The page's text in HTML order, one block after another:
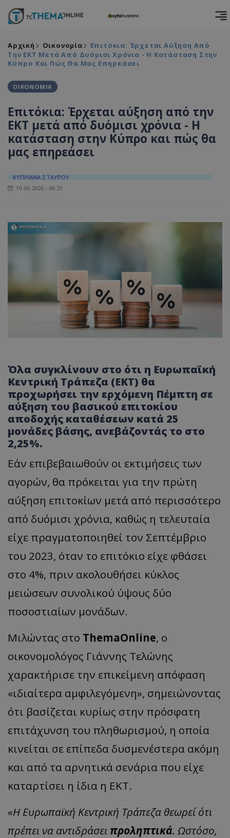
Αρχική Οικονομία
Επιτόκια: Έρχεται Αύξηση Από
Την ΕΚΤ Μετά Από Δυόμισι Χρόνια - Η Κατάσταση Στην
Κύπρο Και Πώς Θα Μας Επηρεάσει
ΟΙΚΟΝΟΜΙΑ
Επιτόκια: Έρχεται αύξηση από την
ΕΚΤ μετά από δυόμισι χρόνια - Η
κατάσταση στην Κύπρο και πώς θα
μας επηρεάσει
ΚΥΠΡΙΑΝΑ ΣΤΑΥΡΟΥ
10.06.2026 - 06:21
Όλα συγκλίνουν στο ότι η Ευρωπαϊκή
Κεντρική Τράπεζα (ΕΚΤ) θα
προχωρήσει την ερχόμενη Πέμπτη σε
αύξηση του βασικού επιτοκίου
αποδοχής καταθέσεων κατά 25
μονάδες βάσης, ανεβάζοντάς το στο
2,25%.
Εάν επιβεβαιωθούν οι εκτιμήσεις των
αγορών, θα πρόκειται για την πρώτη
αύξηση επιτοκίων μετά από περισσότερο
από δυόμισι χρόνια, καθώς η τελευταία
είχε πραγματοποιηθεί τον Σεπτέμβριο
του 2023, όταν το επιτόκιο είχε φθάσει
στο 4%, πριν ακολουθήσει κύκλος
μειώσεων συνολικού ύψους δύο
ποσοστιαίων μονάδων.
Μιλώντας στο ThemaOnline, ο
οικονομολόγος Γιάννης Τελώνης
χαρακτήρισε την επικείμενη απόφαση
«ιδιαίτερα αμφιλεγόμενη», σημειώνοντας
ότι βασίζεται κυρίως στην πρόσφατη
επιτάχυνση του πληθωρισμού, η οποία
κινείται σε επίπεδα δυσμενέστερα ακόμη
και από τα αρνητικά σενάρια που είχε
καταρτίσει η ίδια η ΕΚΤ.
«Η Ευρωπαϊκή Κεντρική Τράπεζα θεωρεί ότι
πρέπει να αντιδράσει προληπτικά. Ωστόσο,